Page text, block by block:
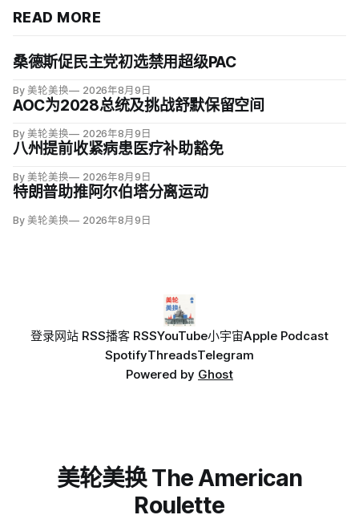
READ MORE
桑德斯促民主党初选禁用超级PAC
By 美轮美换 2026年8月9日
AOC为2028总统及挑战舒默保留空间
By 美轮美换 2026年8月9日
八州提前收紧病患医疗补助豁免
By 美轮美换 2026年8月9日
特朗普助推阿尔伯塔分离运动
By 美轮美换 2026年8月9日
登录网站 RSS播客 RSSYouTube小宇宙Apple Podcast
SpotifyThreadsTelegram
Powered by Ghost
美轮美换 The American
Roulette